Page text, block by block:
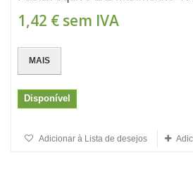
1,42 € sem IVA
MAIS
Disponível
Adicionar à Lista de desejos